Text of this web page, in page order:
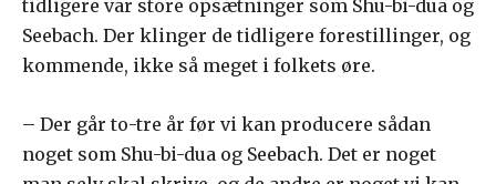
tidligere var store opsætninger som Shu-bi-dua og
Seebach. Der klinger de tidligere forestillinger, og
kommende, ikke så meget i folkets øre.
– Der går to-tre år før vi kan producere sådan
noget som Shu-bi-dua og Seebach. Det er noget